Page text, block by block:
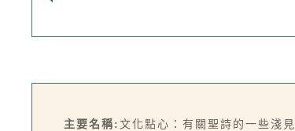
主要名稱: 文化點心：有關聖詩的一些淺見